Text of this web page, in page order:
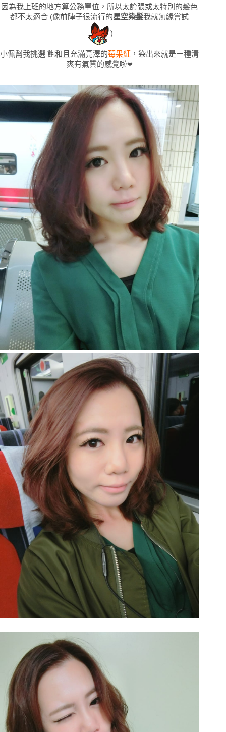
因為我上班的地方算公務單位，所以太誇張或太特別的髮色
都不太適合 (像前陣子很流行的星空染髮我就無緣嘗試
)
小佩幫我挑選 飽和且充滿亮澤的莓果紅 ，染出來就是ㄧ種清
爽有氣質的感覺啦❤